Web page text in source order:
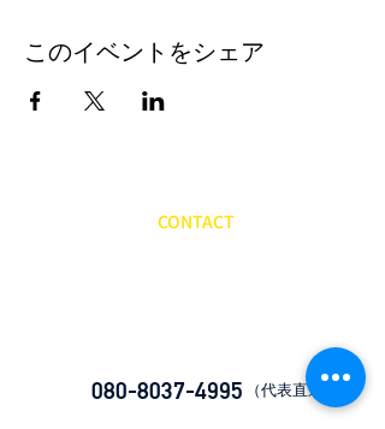
このイベントをシェア
CONTACT
080-8037-4995 ​（代表直通）